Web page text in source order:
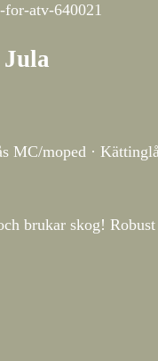
for-atv-640021
MC/moped ·
brukar skog!